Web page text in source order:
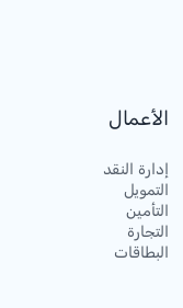
الأعمال
إدارة النقد
التمويل
التأمين
التجارة
البطاقات